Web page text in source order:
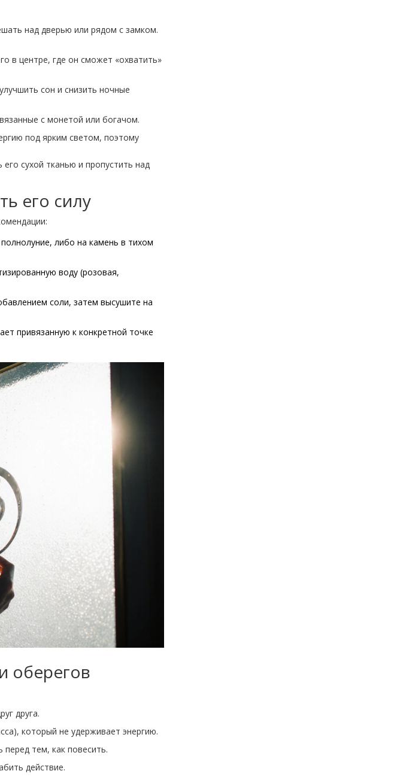
над дверью или рядом с замком.
в центре, где он сможет «охватить»
сон и снизить ночные
с монетой или богачом.
под ярким светом, поэтому
сухой тканью и пропустить над
его силу
либо на камень в тихом
воду (розовая,
соли, затем высушите на
привязанную к конкретной точке
оберегов
друга.
который не удерживает энергию.
тем, как повесить.
действие.